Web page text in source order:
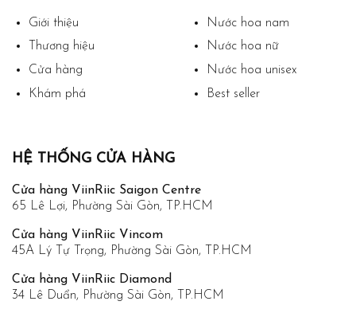
Giới thiệu
Thương hiệu
Cửa hàng
Khám phá
Nước hoa nam
Nước hoa nữ
Nước hoa unisex
Best seller
HỆ THỐNG CỬA HÀNG
Cửa hàng ViinRiic Saigon Centre
65 Lê Lợi, Phường Sài Gòn, TP.HCM
Cửa hàng ViinRiic Vincom
45A Lý Tự Trọng, Phường Sài Gòn, TP.HCM
Cửa hàng ViinRiic Diamond
34 Lê Duẩn, Phường Sài Gòn, TP.HCM